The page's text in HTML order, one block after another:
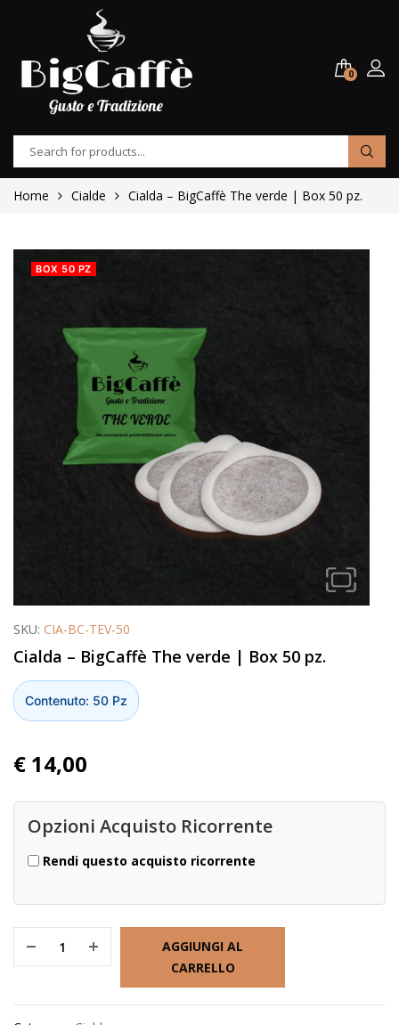
0
Home Cialde Cialda – BigCaffè The verde | Box 50 pz.
BOX 50 PZ
SKU: CIA-BC-TEV-50
Cialda – BigCaffè The verde | Box 50 pz.
Contenuto: 50 Pz
€ 14,00
Opzioni Acquisto Ricorrente
Rendi questo acquisto ricorrente
AGGIUNGI AL
CARRELLO